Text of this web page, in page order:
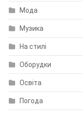
Мода
Музика
На стилі
Оборудки
Освіта
Погода